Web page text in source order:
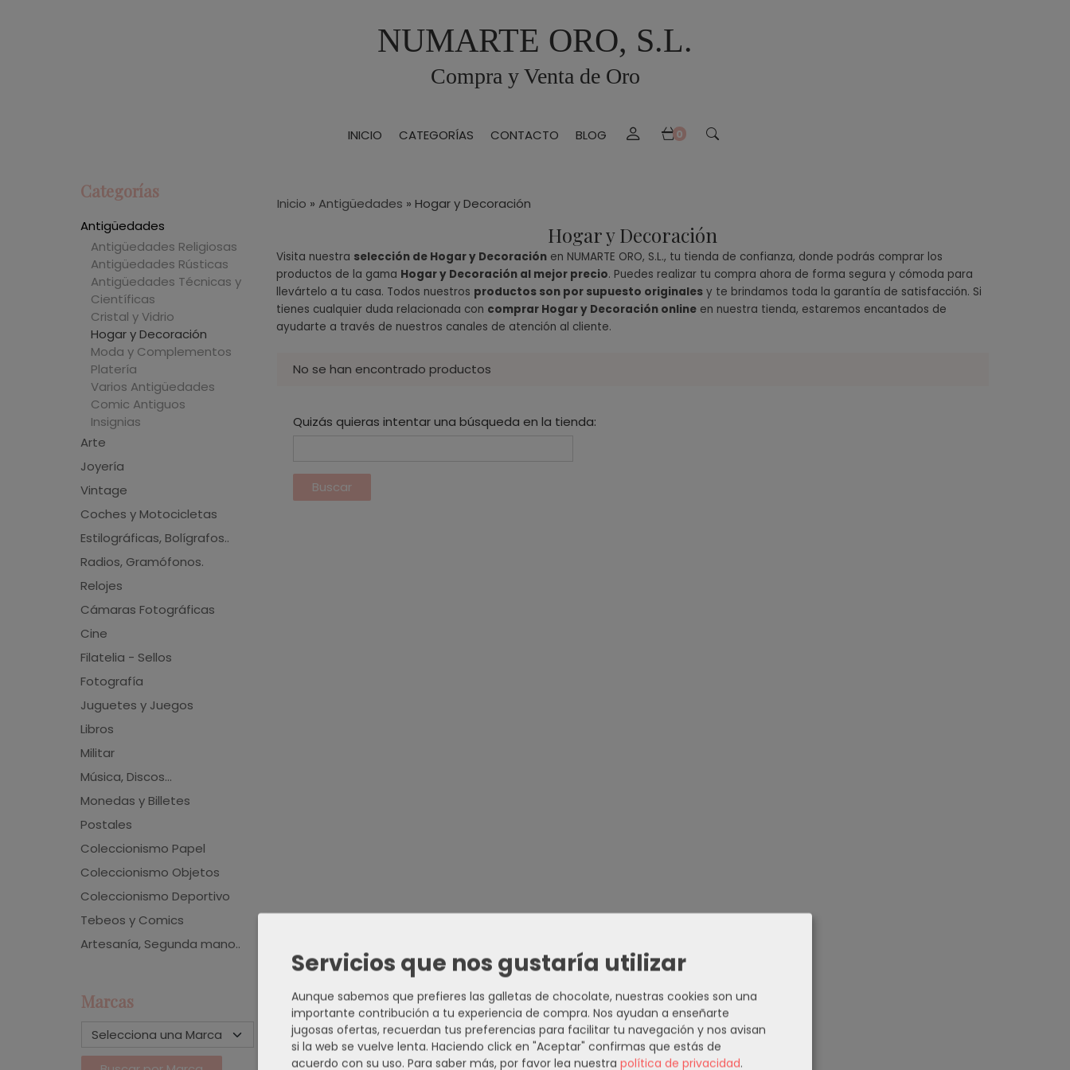
NUMARTE ORO, S.L.
Compra y Venta de Oro
INICIO CATEGORÍAS CONTACTO BLOG 0
Categorías
Antigüedades
Antigüedades Religiosas
Antigüedades Rústicas
Antigüedades Técnicas y
Científicas
Cristal y Vidrio
Hogar y Decoración
Moda y Complementos
Platería
Varios Antigüedades
Comic Antiguos
Insignias
Arte
Joyería
Vintage
Coches y Motocicletas
Estilográficas, Bolígrafos..
Radios, Gramófonos.
Relojes
Cámaras Fotográficas
Cine
Filatelia - Sellos
Fotografía
Juguetes y Juegos
Libros
Militar
Música, Discos...
Monedas y Billetes
Postales
Coleccionismo Papel
Coleccionismo Objetos
Coleccionismo Deportivo
Tebeos y Comics
Artesanía, Segunda mano..
Marcas
Inicio » Antigüedades » Hogar y Decoración
Hogar y Decoración
Visita nuestra selección de Hogar y Decoraciónen NUMARTE ORO, S.L., tu tienda de confianza, donde podrás comprar los
productos de la gama Hogar y Decoración al mejor precio. Puedes realizar tu compra ahora de forma segura y cómoda para
llevártelo a tu casa. Todos nuestros productos son por supuesto originalesy te brindamos toda la garantía de satisfacción. Si
tienes cualquier duda relacionada con comprar Hogar y Decoración onlineen nuestra tienda, estaremos encantados de
ayudarte a través de nuestros canales de atención al cliente.
No se han encontrado productos
Quizás quieras intentar una búsqueda en la tienda:
Servicios que nos gustaría utilizar
Aunque sabemos que prefieres las galletas de chocolate, nuestras cookies son una
importante contribución a tu experiencia de compra. Nos ayudan a enseñarte
jugosas ofertas, recuerdan tus preferencias para facilitar tu navegación y nos avisan
si la web se vuelve lenta. Haciendo click en "Aceptar" confirmas que estás de
acuerdo con su uso. Para saber más, por favor lea nuestra política de privacidad.